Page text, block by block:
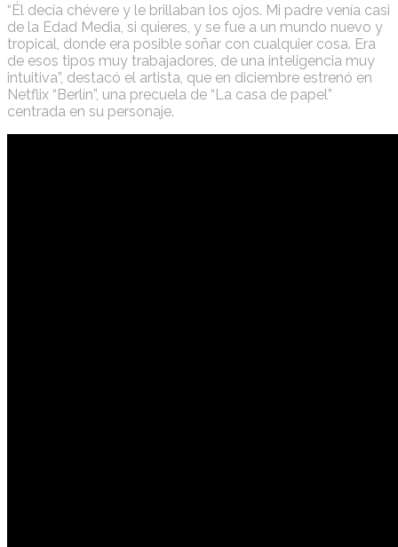
“Él decía chévere y le brillaban los ojos. Mi padre venía casi
de la Edad Media, si quieres, y se fue a un mundo nuevo y
tropical, donde era posible soñar con cualquier cosa. Era
de esos tipos muy trabajadores, de una inteligencia muy
intuitiva”, destacó el artista, que en diciembre estrenó en
Netflix “Berlín”, una precuela de “La casa de papel”
centrada en su personaje.